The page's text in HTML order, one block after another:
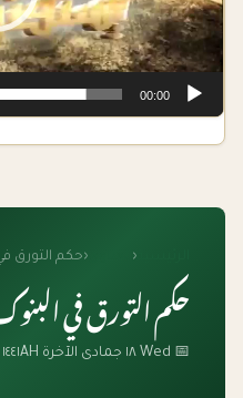
‹
‹حكم التورق
حكم التورق في
📅 Wed ١٨ جمادى الآخرة ١٤٤١AH ١٢-٢-٢٠٢٠AD
00:00